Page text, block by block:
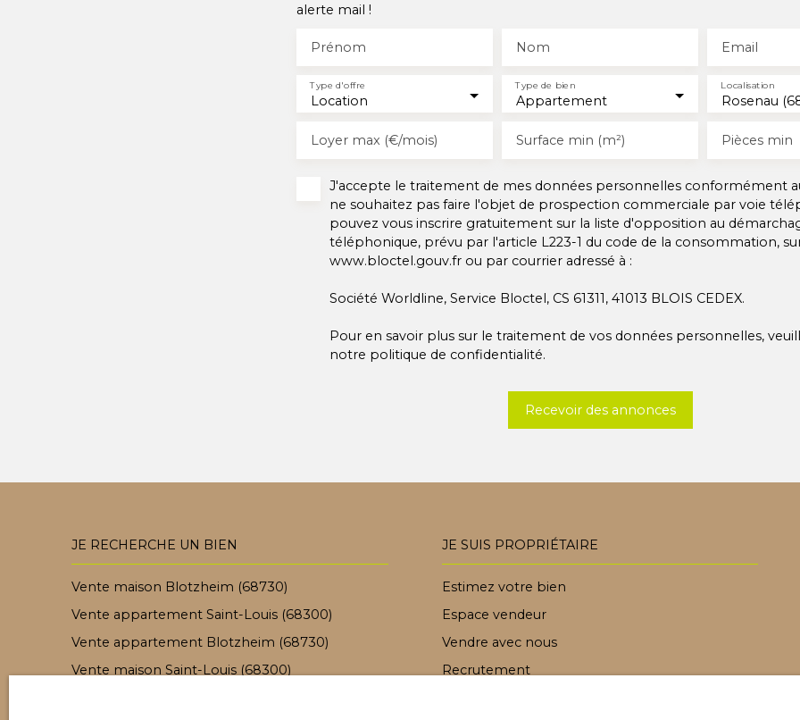
alerte mail !
Prénom Nom Email
Location
Type d'offre
Appartement
Type de bien
Rosenau
Localisation
Loyer max (€/mois) Surface min (m²) Pièces min
J'accepte le traitement de mes données personnelles conformément
ne souhaitez pas faire l'objet de prospection commerciale par voie
pouvez vous inscrire gratuitement sur la liste d'opposition au
téléphonique, prévu par l'article L223-1 du code de la consommation,
www.bloctel.gouv.fr ou par courrier adressé à :
Société Worldline, Service Bloctel, CS 61311, 41013 BLOIS CEDEX.
Pour en savoir plus sur le traitement de vos données personnelles,
notre politique de confidentialité.
Recevoir des annonces
JE RECHERCHE UN BIEN
Vente maison Blotzheim (68730)
Vente appartement Saint-Louis (68300)
Vente appartement Blotzheim (68730)
Vente maison Saint-Louis (68300)
JE SUIS PROPRIÉTAIRE
Estimez votre bien
Espace vendeur
Vendre avec nous
Recrutement